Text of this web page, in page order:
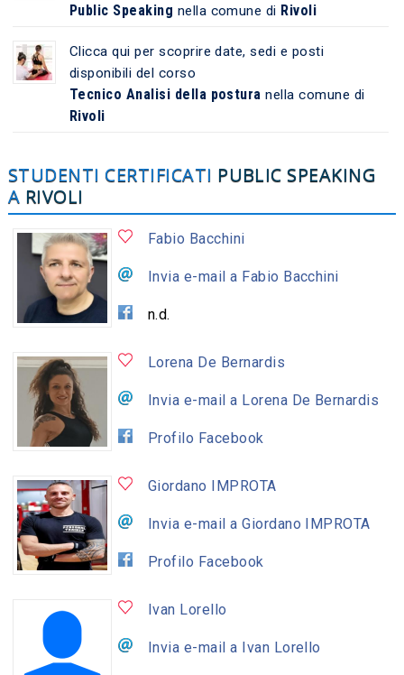
Public Speaking nella comune di Rivoli
Clicca qui per scoprire date, sedi e posti
disponibili del corso
Tecnico Analisi della postura nella comune di
Rivoli
STUDENTI CERTIFICATI PUBLIC SPEAKING
A RIVOLI
Fabio Bacchini
Invia e-mail a Fabio Bacchini
n.d.
Lorena De Bernardis
Invia e-mail a Lorena De Bernardis
Profilo Facebook
Giordano IMPROTA
Invia e-mail a Giordano IMPROTA
Profilo Facebook
Ivan Lorello
Invia e-mail a Ivan Lorello